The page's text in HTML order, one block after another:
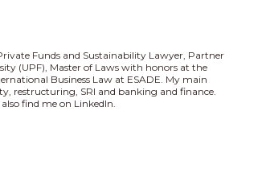
Funds and Sustainability Lawyer, Partner
(UPF), Master of Laws with honors at the
Business Law at ESADE. My main
restructuring, SRI and banking and finance.
find me on LinkedIn.